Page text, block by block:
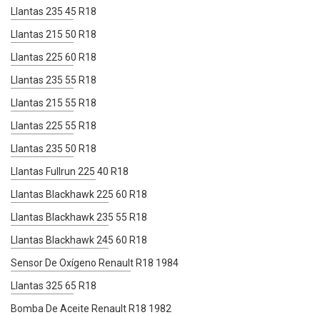
Llantas 235 45 R18
Llantas 215 50 R18
Llantas 225 60 R18
Llantas 235 55 R18
Llantas 215 55 R18
Llantas 225 55 R18
Llantas 235 50 R18
Llantas Fullrun 225 40 R18
Llantas Blackhawk 225 60 R18
Llantas Blackhawk 235 55 R18
Llantas Blackhawk 245 60 R18
Sensor De Oxígeno Renault R18 1984
Llantas 325 65 R18
Bomba De Aceite Renault R18 1982